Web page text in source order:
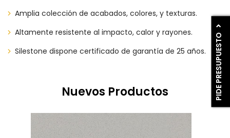
PIDE PRESUPUESTO
Amplia colección de acabados, colores, y texturas.
Altamente resistente al impacto, calor y rayones.
Silestone dispone certificado de garantía de 25 años.
Nuevos Productos